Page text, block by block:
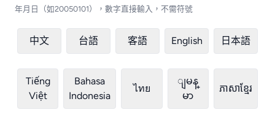
年月日（如20050101），數字直接輸入，不需符號
中文 台語 客語 English 日本語
Tiếng
Việt
Bahasa
Indonesia
ไทย
ျမန္
မာ
ភាសាខ្មែរ